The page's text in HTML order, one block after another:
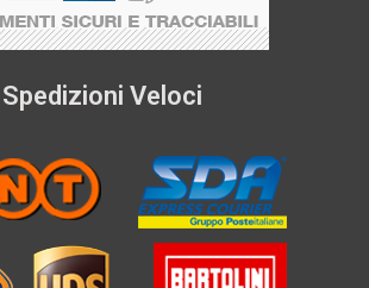
Spedizioni Veloci